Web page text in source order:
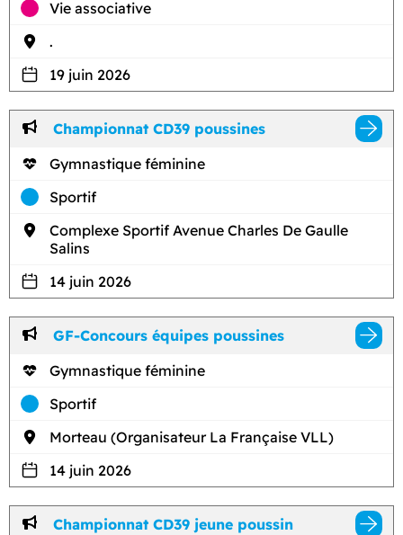
Vie associative
.
19 juin 2026
Championnat CD39 poussines
Gymnastique féminine
Sportif
Complexe Sportif Avenue Charles De Gaulle
Salins
14 juin 2026
GF-Concours équipes poussines
Gymnastique féminine
Sportif
Morteau (Organisateur La Française VLL)
14 juin 2026
Championnat CD39 jeune poussin